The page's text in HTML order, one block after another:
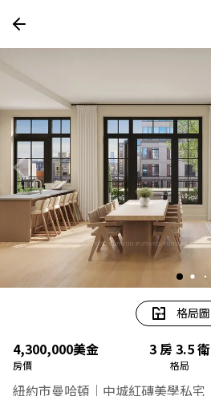
格局圖
4,300,000美金 3 房 3.5 衛
房價 格局
紐約市曼哈頓｜中城紅磚美學私宅